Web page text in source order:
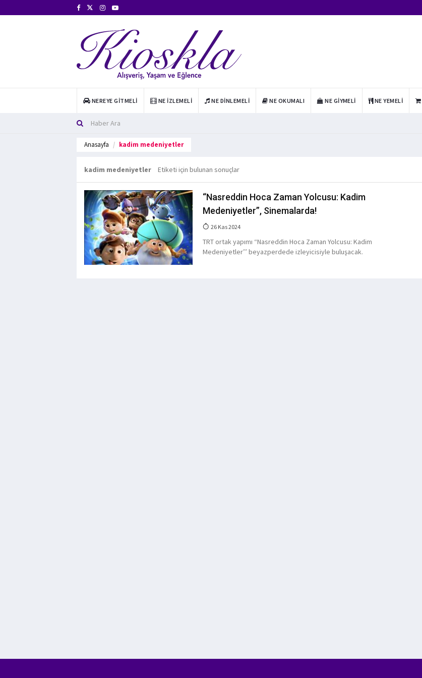
NEREYE GITMELI NE İZLEMELI NE DINLEMELI NE OKUMALI NE GIYMELI NE YEMELI
Anasayfa kadim medeniyetler
kadim medeniyetler Etiketi için bulunan sonuçlar
“Nasreddin Hoca Zaman Yolcusu: Kadim
Medeniyetler”, Sinemalarda!
26 Kas 2024
TRT ortak yapımı “Nasreddin Hoca Zaman Yolcusu: Kadim
Medeniyetler’’ beyazperdede izleyicisiyle buluşacak.